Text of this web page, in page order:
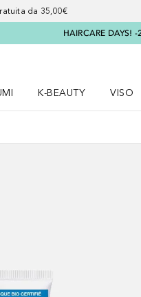
da 35,00€
HAIRCARE DAYS!
K-BEAUTY
VISO